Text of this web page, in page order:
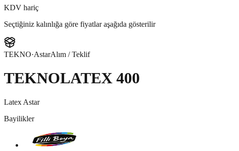
KDV hariç
Seçtiğiniz kalınlığa göre fiyatlar aşağıda gösterilir
TEKNO·AstarAlım / Teklif
TEKNOLATEX 400
Latex Astar
Bayilikler